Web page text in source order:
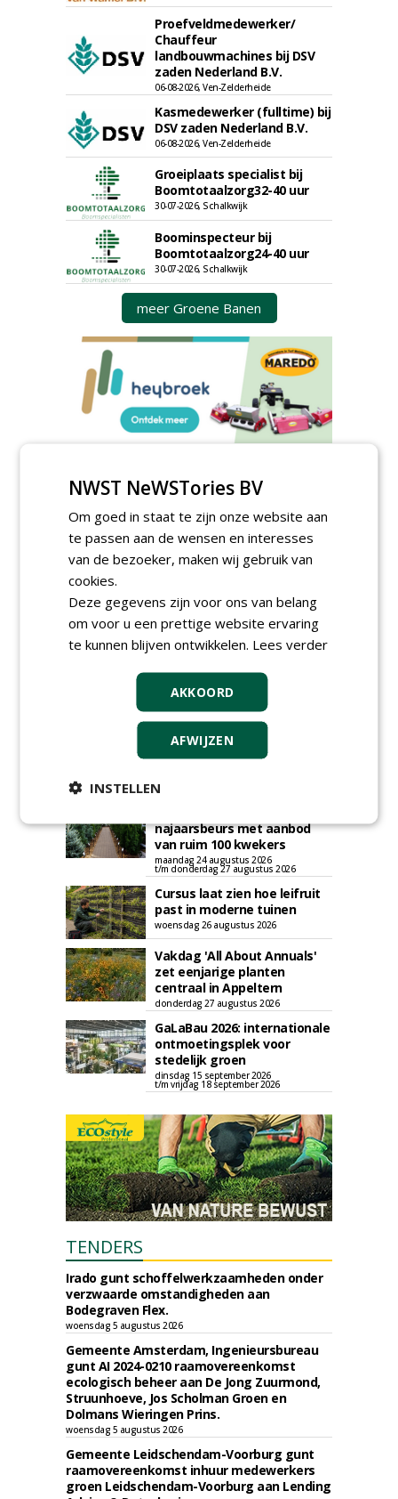
Proefveldmedewerker/
Chauffeur
landbouwmachines bij DSV
zaden Nederland B.V.
06-08-2026, Ven-Zelderheide
Kasmedewerker (fulltime) bij
DSV zaden Nederland B.V.
06-08-2026, Ven-Zelderheide
Groeiplaats specialist bij
Boomtotaalzorg32-40 uur
30-07-2026, Schalkwijk
Boominspecteur bij
Boomtotaalzorg24-40 uur
30-07-2026, Schalkwijk
meer Groene Banen
plaatsen via zijn eigen account.
Plaats een gratis advertentie
AGENDA
Roadshow over
GreentoColour en Heem in
woensdag 12 augustus 2026
najaarsbeurs met aanbod
van ruim 100 kwekers
maandag 24 augustus 2026
t/m donderdag 27 augustus 2026
Cursus laat zien hoe leifruit
past in moderne tuinen
woensdag 26 augustus 2026
Vakdag 'All About Annuals'
zet eenjarige planten
centraal in Appeltern
donderdag 27 augustus 2026
GaLaBau 2026: internationale
ontmoetingsplek voor
stedelijk groen
dinsdag 15 september 2026
t/m vrijdag 18 september 2026
TENDERS
Irado gunt schoffelwerkzaamheden onder
verzwaarde omstandigheden aan
Bodegraven Flex.
woensdag 5 augustus 2026
Gemeente Amsterdam, Ingenieursbureau
gunt AI 2024-0210 raamovereenkomst
ecologisch beheer aan De Jong Zuurmond,
Struunhoeve, Jos Scholman Groen en
Dolmans Wieringen Prins.
woensdag 5 augustus 2026
Gemeente Leidschendam-Voorburg gunt
raamovereenkomst inhuur medewerkers
groen Leidschendam-Voorburg aan Lending
NWST NeWSTories BV
Om goed in staat te zijn onze website aan
te passen aan de wensen en interesses
van de bezoeker, maken wij gebruik van
cookies.
Deze gegevens zijn voor ons van belang
om voor u een prettige website ervaring
te kunnen blijven ontwikkelen. Lees verder
AKKOORD
AFWIJZEN
INSTELLEN